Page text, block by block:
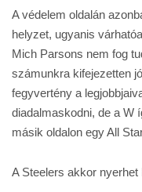
A védelem oldalán
helyzet, ugyanis
Mich Parsons nem fog
számunkra kifejezetten
fegyvertény a
diadalmaskodni, de a W
másik oldalon egy All
A Steelers akkor